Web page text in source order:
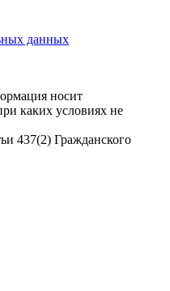
данных
носит
каких условиях не
437(2) Гражданского